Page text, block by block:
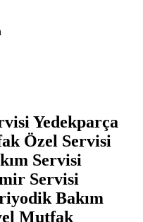
Yedekparça
Özel Servisi
Servisi
Servisi
Bakım
Mutfak